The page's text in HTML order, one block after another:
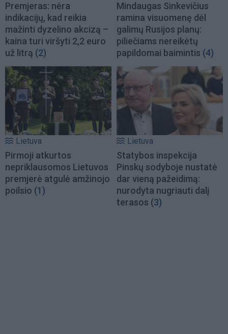
Premjeras: nėra
indikacijų, kad reikia
mažinti dyzelino akcizą –
kaina turi viršyti 2,2 euro
už litrą (2)
Mindaugas Sinkevičius
ramina visuomenę dėl
galimų Rusijos planų:
piliečiams nereikėtų
papildomai baimintis (4)
Lietuva
Pirmoji atkurtos
nepriklausomos Lietuvos
premjerė atgulė amžinojo
poilsio (1)
Lietuva
Statybos inspekcija
Pinskų sodyboje nustatė
dar vieną pažeidimą:
nurodyta nugriauti dalį
terasos (3)